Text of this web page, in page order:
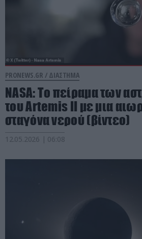
PRONEWS.GR / ΔΙΑΣΤΗΜΑ
NASA: Το πείραμα των
του Artemis II με μια
σταγόνα νερού (βίντεο)
12.05.2026 | 06:08